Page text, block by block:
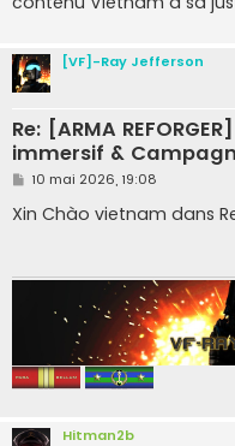
[VF]-Ray Jefferson
Re: [ARMA
immersif &
M
s
s
10 mai 2026, 19:08
Xin Chào vietnam dans
Hitman2b